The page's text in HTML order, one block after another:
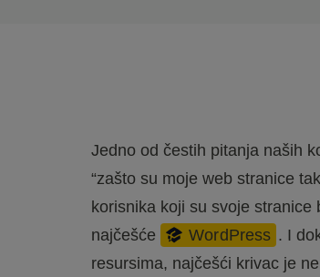
Jedno od čestih pitanja naših
“zašto su moje web stranice
korisnika koji su svoje
najčešće
WordPress . I
resursima, najčešći krivac je